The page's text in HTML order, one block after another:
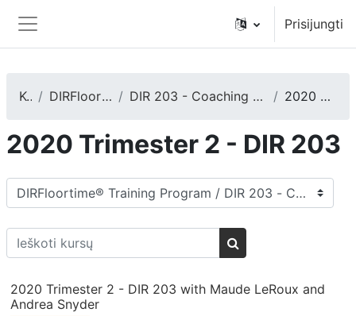
Šoninis skydelis
Prisijungti
Kursai DIRFloortime® Training Program DIR 203 - Coaching Caregivers, Teachers, or Other Care Providers 2020 Trimester 2 - DIR 203
2020 Trimester 2 - DIR 203
Kursų kategorijos
Ieškoti kursų
Ieškoti kursų
2020 Trimester 2 - DIR 203 with Maude LeRoux and
Andrea Snyder